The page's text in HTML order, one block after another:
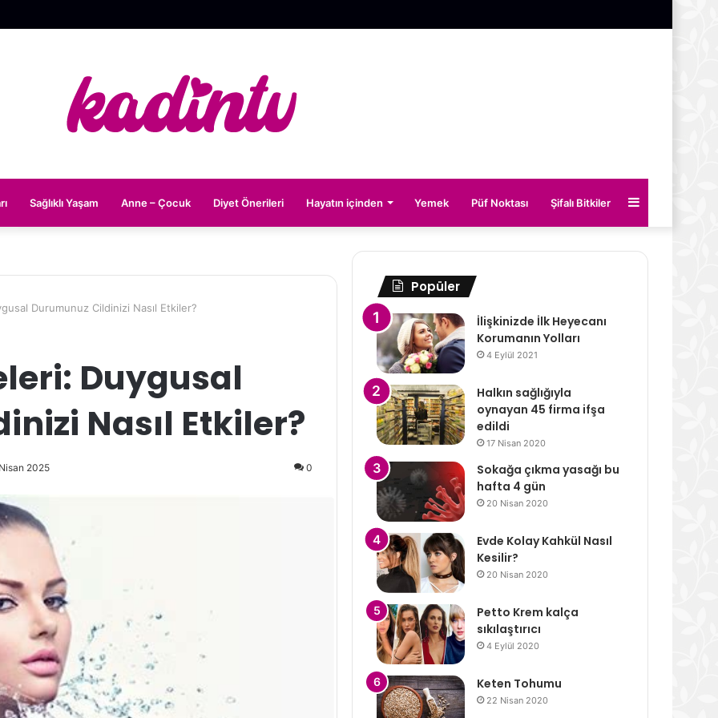
Sağlıklı Yaşam Anne – Çocuk Diyet Önerileri Hayatın içinden Yemek Püf Noktası Şifalı Bitkiler Kenar
Bölmesi
Durumunuz Cildinizi Nasıl Etkiler?
Duygusal
Nasıl Etkiler?
2025 0
Popüler
İlişkinizde İlk Heyecanı
Korumanın Yolları
4 Eylül 2021
Halkın sağlığıyla
oynayan 45 firma ifşa
edildi
17 Nisan 2020
Sokağa çıkma yasağı bu
hafta 4 gün
20 Nisan 2020
Evde Kolay Kahkül Nasıl
Kesilir?
20 Nisan 2020
Petto Krem kalça
sıkılaştırıcı
4 Eylül 2020
Keten Tohumu
22 Nisan 2020